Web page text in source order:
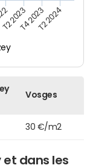
T2 2023T4 2023T2 2024
Vosges
30 €/m2
et dans les